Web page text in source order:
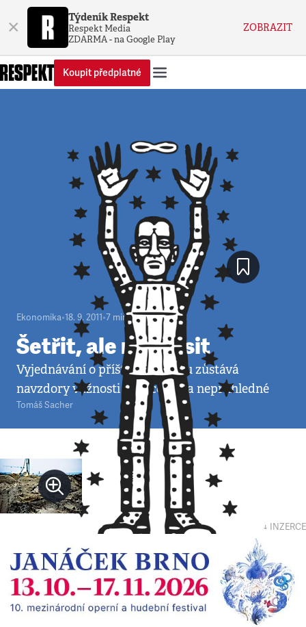
× Týdeník Respekt
Respekt Media
ZDARMA - na Google Play
ZOBRAZIT
Koupit předplatné
Ekonomika•18. 9. 2011•7 minut
Šetřit, ale neudusit
Vyjednávání o příštím rozpočtu zůstává
navzdory vážnosti situace zcela neprůhledné
Tomáš Sacher
↓ INZERCE